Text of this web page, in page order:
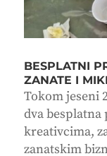
BESPLATNI
ZANATE I
Tokom jeseni
dva
kreativcima,
zanatskim